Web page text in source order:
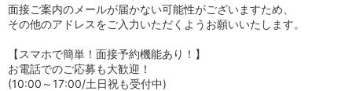
面接ご案内のメールが届かない可能性がございますため、
その他のアドレスをご入力いただくようお願いいたします。
【スマホで簡単！面接予約機能あり！】
お電話でのご応募も大歓迎！
(10:00～17:00/土日祝も受付中)